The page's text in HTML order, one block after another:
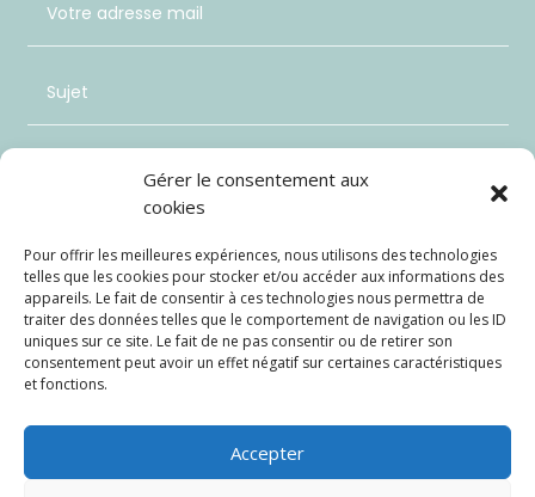
Gérer le consentement aux
cookies
Pour offrir les meilleures expériences, nous utilisons des technologies
telles que les cookies pour stocker et/ou accéder aux informations des
appareils. Le fait de consentir à ces technologies nous permettra de
traiter des données telles que le comportement de navigation ou les ID
uniques sur ce site. Le fait de ne pas consentir ou de retirer son
consentement peut avoir un effet négatif sur certaines caractéristiques
et fonctions.
Accepter
9 + 3= Envoi